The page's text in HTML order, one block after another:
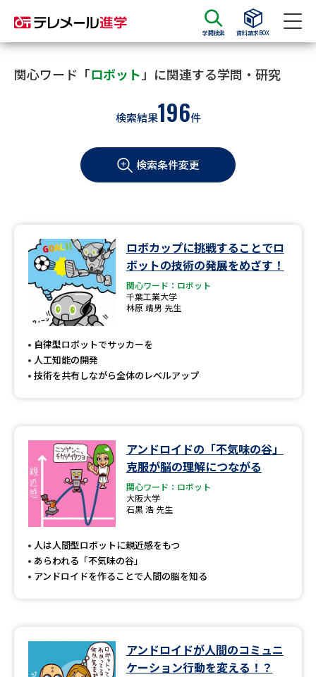
学問検索 資料請求BOX
資料請求 資料検索
大学・短大の資料種類から請求
学部・学科パンフ
過去問題集
大学・短大以外の資料から請求
専門学校の資料請求 大学院の資料請求
留学・進学関連、塾・予備校
高等学校（情報）教員資格認定
大学研究
大学で学べる内容や特徴を調べる
データサイエンス特集 奨学金・特待生制度特集
関心ワード「ロボット 」に関連する学問・研究
検索結果196件
検索条件変更
ロボカップに挑戦することでロ
ボットの技術の発展をめざす！
関心ワード：ロボット
千葉工業大学
林原 靖男 先生
自律型ロボットでサッカーを
人工知能の開発
技術を共有しながら全体のレベルアップ
アンドロイドの「不気味の谷」
克服が脳の理解につながる
関心ワード：ロボット
大阪大学
石黒 浩 先生
人は人間型ロボットに親近感をもつ
あらわれる「不気味の谷」
アンドロイドを作ることで人間の脳を知る
アンドロイドが人間のコミュニ
ケーション行動を変える！？